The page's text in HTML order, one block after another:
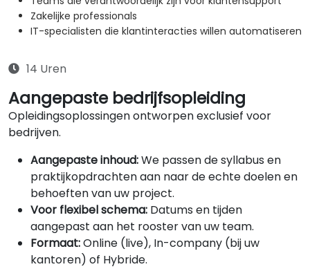
Zakelijke professionals
IT-specialisten die klantinteracties willen automatiseren
14 Uren
Aangepaste bedrijfsopleiding
Opleidingsoplossingen ontworpen exclusief voor
bedrijven.
Aangepaste inhoud:We passen de syllabus en
praktijkopdrachten aan naar de echte doelen en
behoeften van uw project.
Voor flexibel schema: Datums en tijden
aangepast aan het rooster van uw team.
Formaat:Online (live), In-company (bij uw
kantoren) of Hybride.